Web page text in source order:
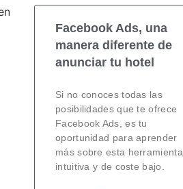
Facebook Ads, una
manera diferente de
anunciar tu hotel
Si no conoces todas las
posibilidades que te ofrece
Facebook Ads, es tu
oportunidad para aprender
más sobre esta herramienta
intuitiva y de coste bajo.